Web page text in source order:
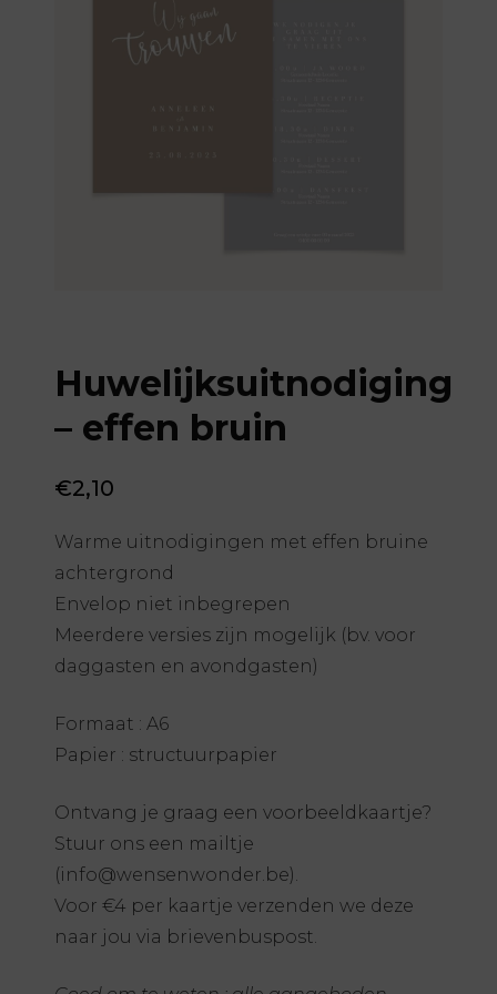
Huwelijksuitnodiging
– effen bruin
€2,10
Warme uitnodigingen met effen bruine
achtergrond
Envelop niet inbegrepen
Meerdere versies zijn mogelijk (bv. voor
daggasten en avondgasten)
Formaat : A6
Papier : structuurpapier
Ontvang je graag een voorbeeldkaartje?
Stuur ons een mailtje
(info@wensenwonder.be).
Voor €4 per kaartje verzenden we deze
naar jou via brievenbuspost.